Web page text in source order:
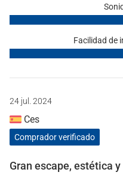
Facilidad de
24 jul. 2024
Ces
Comprador verificado
Gran escape, estética